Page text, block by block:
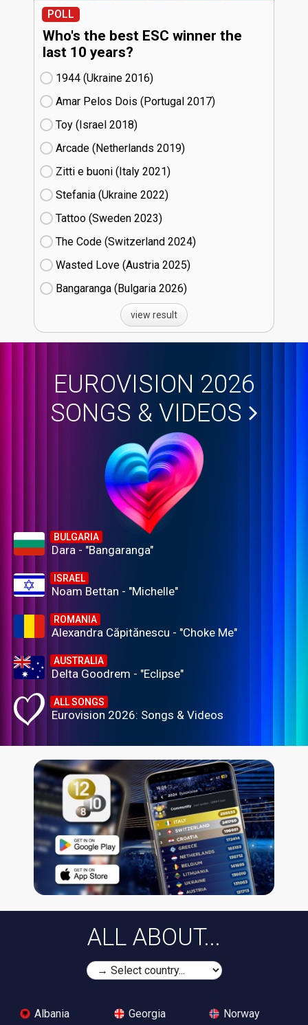
POLL
Who's the best ESC winner the
last 10 years?
1944 (Ukraine
16)
Amar Pelos Dois (Portugal
17)
Toy (Israel
18)
Arcade (Netherlands
19)
Zitti e buoni​ (Italy
21)
Stefania (Ukraine
22)
Tattoo (Sweden
23)
The Code (Switzerland
24)
Wasted Love (Austria
25)
Bangaranga (Bulgaria
26)
view result
EUROVISION 2026
SONGS & VIDEOS
BULGARIA
Dara - "Bangaranga"
ISRAEL
Noam Bettan - "Michelle"
ROMANIA
Alexandra Căpitănescu - "Choke Me"
AUSTRALIA
Delta Goodrem - "Eclipse"
ALL SONGS
Eurovision 2026: Songs & Videos
ALL ABOUT...
Albania
Georgia
Norway